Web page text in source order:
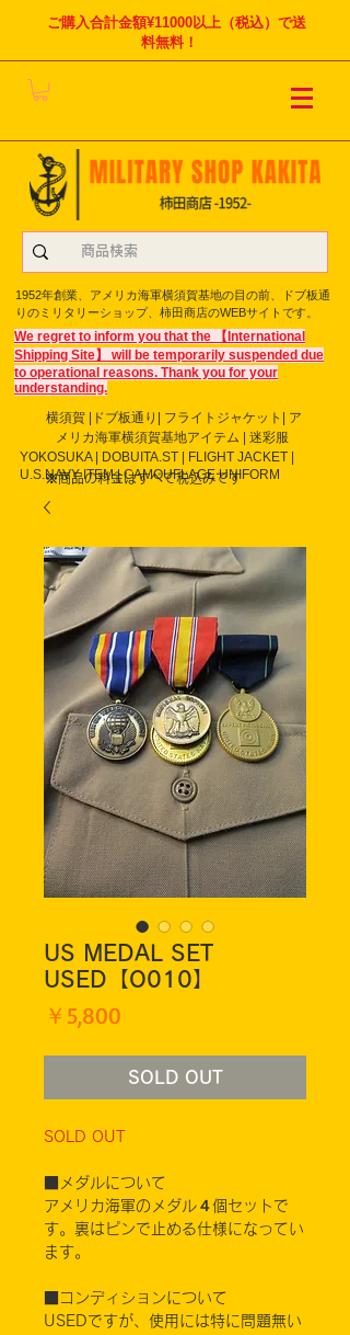
ご購入合計金額¥11000以上（税込）で送
料無料！
1952年創業、アメリカ海軍横須賀基地の目の前、ドブ板通
りのミリタリーショップ、柿田商店のWEBサイトです。
We regret to inform you that the 【International
Shipping Site】 will be temporarily suspended due
to operational reasons. Thank you for your
understanding.
横須賀 |ドブ板通り| フライト ジャケット| ア
メリカ海軍横須賀基地アイテム | 迷彩服
YOKOSUKA | DOBUITA.ST | FLIGHT JACKET |
U.S.NAVY ITEM | CAMOUFLAGE UNIFORM
※商品の料金はすべて税込みです
US MEDAL SET
USED【O010】
￥5,800
SOLD OUT
SOLD OUT
■メダルについて
アメリカ海軍のメダル４個セットで
す。裏はピンで止める仕様になってい
ます。
■コンディションについて
USEDですが、使用には特に問題無い